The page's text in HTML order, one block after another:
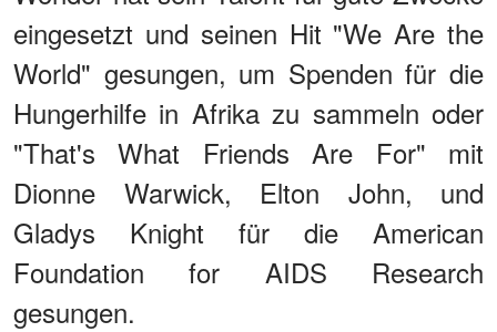
eingesetzt und seinen Hit "We Are the
World" gesungen, um Spenden für die
Hungerhilfe in Afrika zu sammeln oder
"That's What Friends Are For" mit
Dionne Warwick, Elton John, und
Gladys Knight für die American
Foundation for AIDS Research
gesungen.